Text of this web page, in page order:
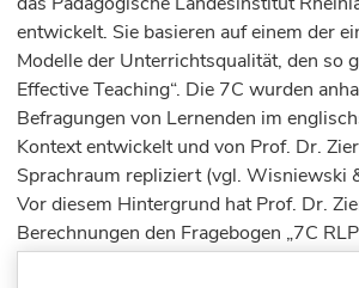
entwickelt. Sie basieren auf einem der
Modelle der Unterrichtsqualität, den so
Effective Teaching“. Die 7C wurden
Befragungen von Lernenden im
Kontext entwickelt und von Prof. Dr.
Sprachraum repliziert (vgl. Wisniewski
Vor diesem Hintergrund hat Prof. Dr.
Berechnungen den Fragebogen „7C